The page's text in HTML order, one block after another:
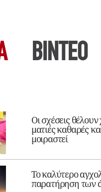
ΒΙΝΤΕΟ
Οι σχέσεις
ματιές καθαρές
μοιραστεί
Το καλύτερο
παρατήρηση των